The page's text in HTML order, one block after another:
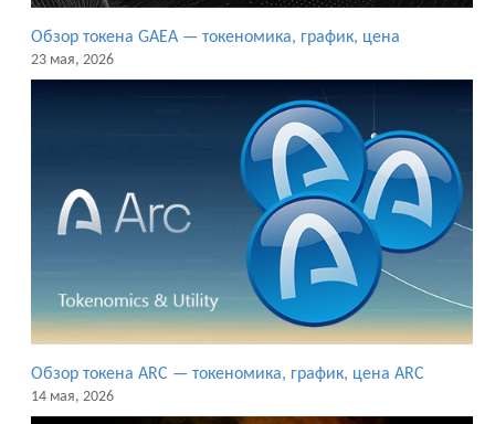
Обзор токена GAEA — токеномика, график, цена
23 мая, 2026
Обзор токена ARC — токеномика, график, цена ARC
14 мая, 2026